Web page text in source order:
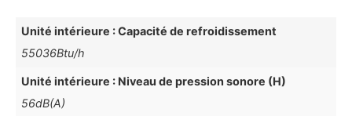
Unité intérieure : Capacité de refroidissement
55036Btu/h
Unité intérieure : Niveau de pression sonore (H)
56dB(A)